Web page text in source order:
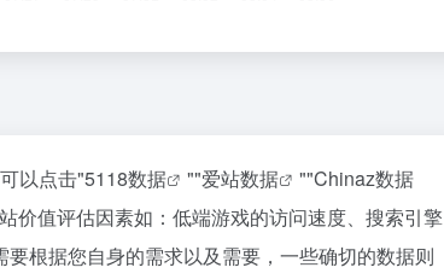
以点击"5118数据 ""爱站数据 ""Chinaz数据
价值评估因素如：低端游戏的访问速度、搜索引擎
根据您自身的需求以及需要，一些确切的数据则